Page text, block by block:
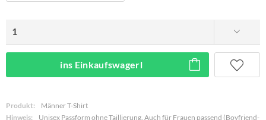
ins Einkaufswagerl
Produkt:
Männer T-Shirt
Hinweis:
Unisex Passform ohne Taillierung. Auch für Frauen passend (Boyfriend-